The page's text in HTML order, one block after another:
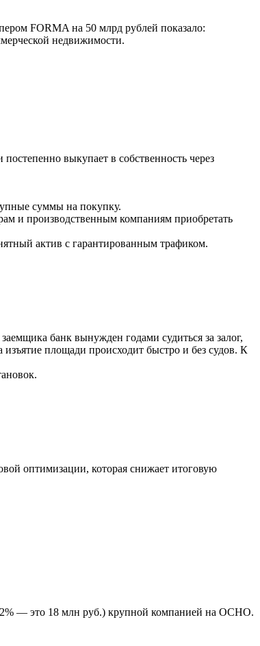
FORMA на 50 млрд рублей показало:
недвижимости.
выкупает в собственность через
суммы на покупку.
и производственным компаниям приобретать
актив с гарантированным трафиком.
банк вынужден годами судиться за залог,
изъятие площади происходит быстро и без судов. К
оптимизации, которая снижает итоговую
— это 18 млн руб.) крупной компанией на ОСНО.